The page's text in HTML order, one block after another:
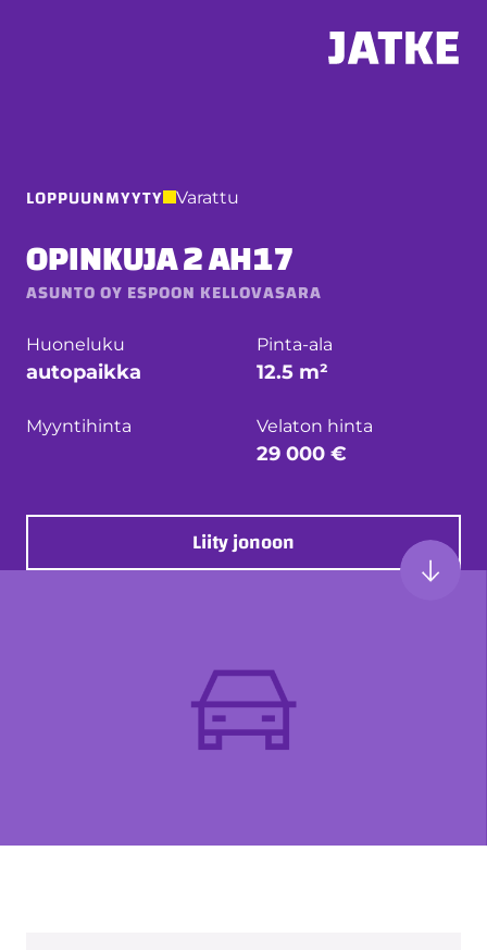
LOPPUUNMYYTY Varattu
OPINKUJA 2 AH17
ASUNTO OY ESPOON KELLOVASARA
Huoneluku
autopaikka
Pinta-ala
12.5 m²
Myyntihinta Velaton hinta
29 000 €
Liity jonoon